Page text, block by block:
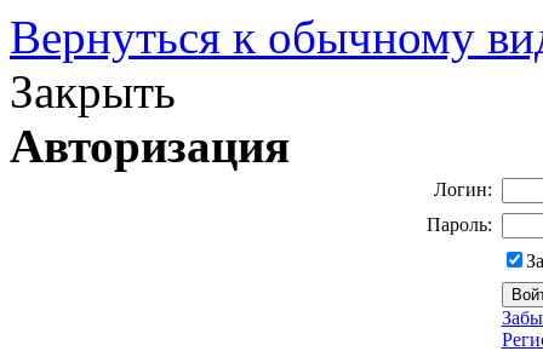
Вернуться к обычному
Закрыть
Авторизация
Логин:
Пароль: